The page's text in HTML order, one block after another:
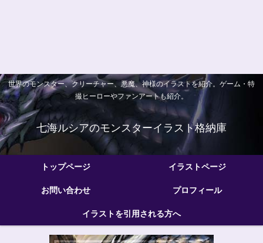
世界のモンスター、クリーチャー、悪魔、神様のイラストを紹介。ゲーム・特
撮ヒーローやファンアートも紹介。
七海ルシアのモンスターイラスト格納庫
トップページ イラストページ
お問い合わせ プロフィール
イラストを引用される方へ